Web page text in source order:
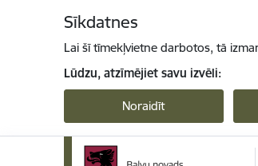
Sīkdatnes
Lai šī tīmekļvietne darbotos, tā
Lūdzu, atzīmējiet savu izvēli:
Noraidīt